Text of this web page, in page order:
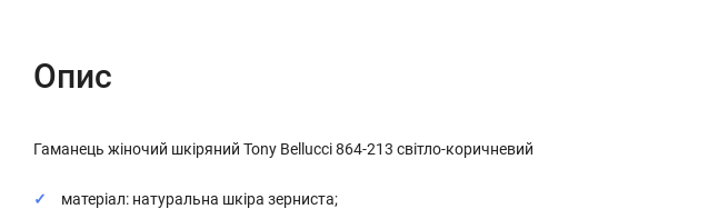
Опис
Гаманець жіночий шкіряний Tony Bellucci 864-213 світло-коричневий
матеріал: натуральна шкіра зерниста;